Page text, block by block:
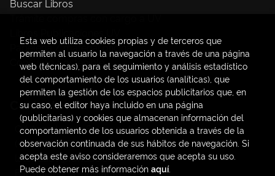
Buscar Libros
Papelería / material oficina
Consumo Sostenible
Contacto
C/ Amadeo de Saboya, 4
(+34) 963828968
latendauv@fundacio.es
Formulario de contacto
Esta web utiliza cookies propias y de terceros que
permiten al usuario la navegación a través de una página
web (técnicas), para el seguimiento y análisis estadístico
del comportamiento de los usuarios (analíticas), que
permiten la gestión de los espacios publicitarios que, en
su caso, el editor haya incluido en una página
(publicitarias) y cookies que almacenan información del
comportamiento de los usuarios obtenida a través de la
observación continuada de sus hábitos de navegación. Si
acepta este aviso consideraremos que acepta su uso.
Puede obtener más información aquí.